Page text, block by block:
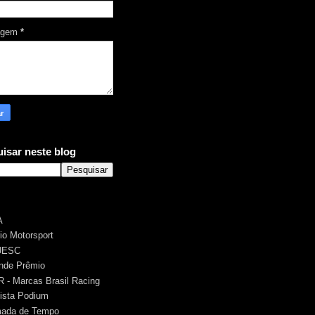
*
neste blog
Motorsport
Prêmio
- Marcas Brasil Racing
Podium
de Tempo